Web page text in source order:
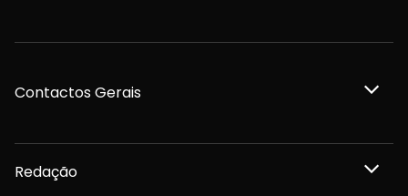
Contactos Gerais
Redação